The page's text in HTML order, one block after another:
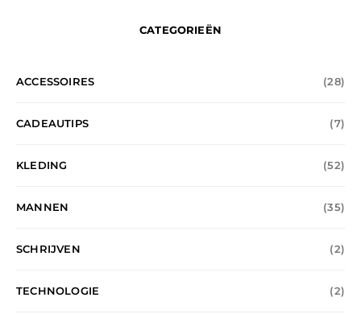
CATEGORIEËN
ACCESSOIRES (28)
CADEAUTIPS (7)
KLEDING (52)
MANNEN (35)
SCHRIJVEN (2)
TECHNOLOGIE (2)